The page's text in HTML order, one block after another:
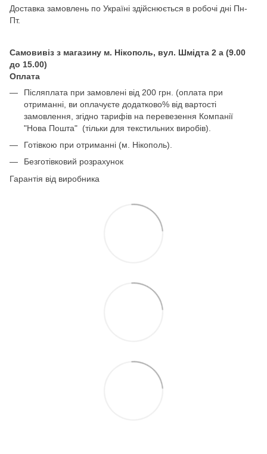
Доставка замовлень по Україні здійснюється в робочі дні Пн-
Пт.
Самовивіз з магазину м. Нікополь, вул. Шмідта 2 а (9.00
до 15.00)
Оплата
Післяплата при замовлені від 200 грн. (оплата при
отриманні, ви оплачуєте додатково% від вартості
замовлення, згідно тарифів на перевезення Компанії
"Нова Пошта" (тільки для текстильних виробів).
Готівкою при отриманні (м. Нікополь).
Безготівковий розрахунок
Гарантія від виробника